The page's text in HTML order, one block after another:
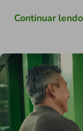
Continuar lendo